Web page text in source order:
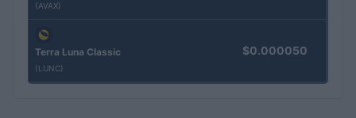
(AVAX)
Terra Luna Classic
(LUNC)
$0.000050